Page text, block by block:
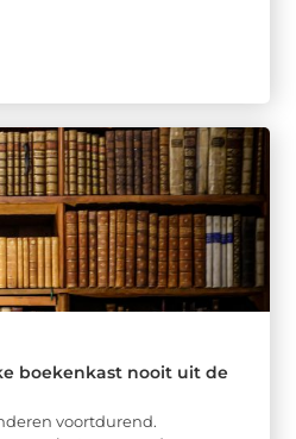
boekenkast nooit uit de
voortdurend.